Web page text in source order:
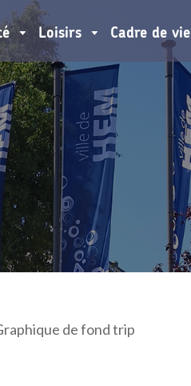
Loisirs Cadre de vie
de fond trip